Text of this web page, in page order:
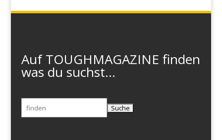
Auf TOUGHMAGAZINE finden
was du suchst...
Suchen
nach: